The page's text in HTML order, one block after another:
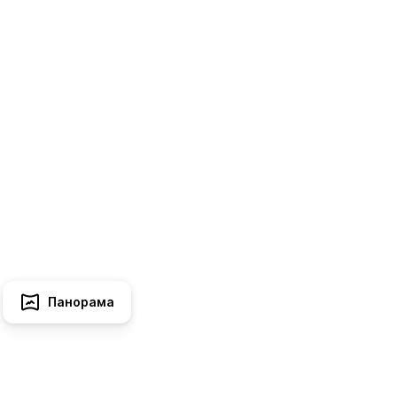
Панорама